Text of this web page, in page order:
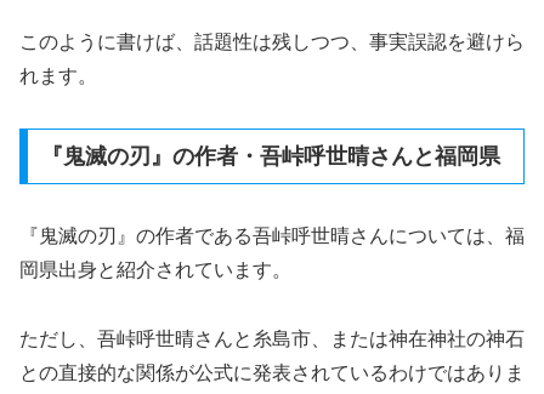
このように書けば、話題性は残しつつ、事実誤認を避けら
れます。
『鬼滅の刃』の作者・吾峠呼世晴さんと福岡県
『鬼滅の刃』の作者である吾峠呼世晴さんについては、福
岡県出身と紹介されています。
ただし、吾峠呼世晴さんと糸島市、または神在神社の神石
との直接的な関係が公式に発表されているわけではありま